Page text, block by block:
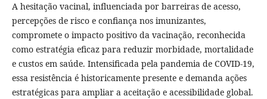
A hesitação vacinal, influenciada por barreiras de acesso,
percepções de risco e confiança nos imunizantes,
compromete o impacto positivo da vacinação, reconhecida
como estratégia eficaz para reduzir morbidade, mortalidade
e custos em saúde. Intensificada pela pandemia de COVID-19,
essa resistência é historicamente presente e demanda ações
estratégicas para ampliar a aceitação e acessibilidade global.